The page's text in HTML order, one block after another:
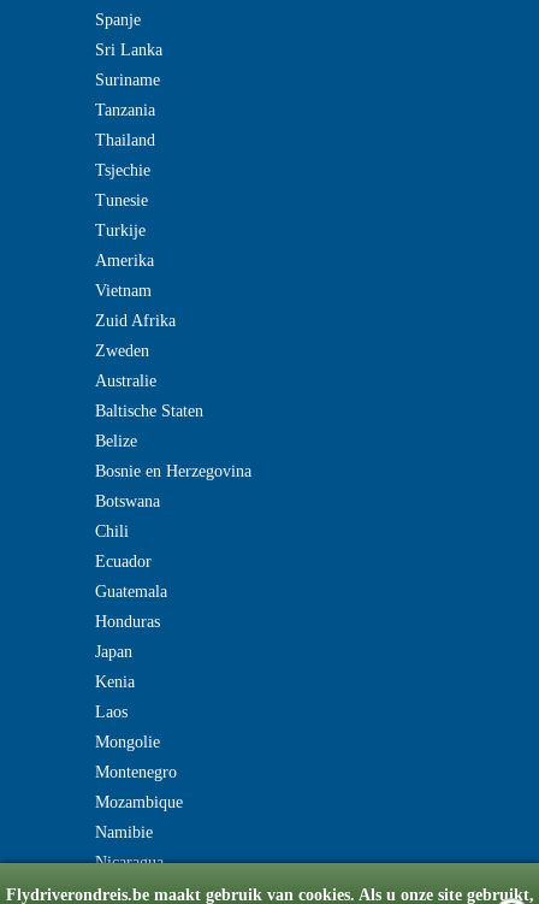
Flydriverondreis.be maakt gebruik van cookies. Als u onze site gebruikt,
Spanje
Sri Lanka
Suriname
Tanzania
Thailand
Tsjechie
Tunesie
Turkije
Amerika
Vietnam
Zuid Afrika
Zweden
Australie
Baltische Staten
Belize
Bosnie en Herzegovina
Botswana
Chili
Ecuador
Guatemala
Honduras
Japan
Kenia
Laos
Mongolie
Montenegro
Mozambique
Namibie
Nicaragua